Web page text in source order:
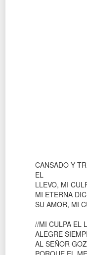
CANSADO Y
EL
LLEVO, MI
MI ETERNA
SU AMOR, MI
//MI CULPA EL
ALEGRE
AL SEÑOR